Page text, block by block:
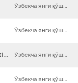
Ўзбекча янги қўшиқлар
Ўзбекча янги қўшиқлар
Shahnoza Otaboyeva - Tushimga kiring Ўзбекча янги қўшиқлар
Ўзбекча янги қўшиқлар